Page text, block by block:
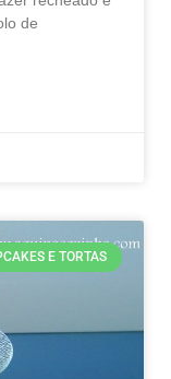
de
E TORTAS